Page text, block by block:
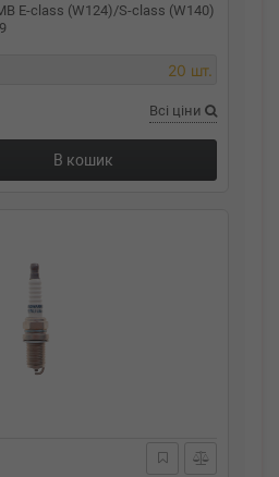
E-class (W124)/S-class (W140)
20 шт.
Всі ціни
В кошик